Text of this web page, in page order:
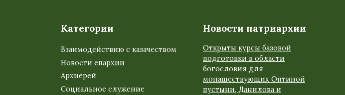
Категории
Взаимодействию с казачеством
Новости епархии
Архиерей
Социальное служение
Новости патриархии
Открыты курсы базовой
подготовки в области
богословия для
монашествующих Оптиной
пустыни, Данилова и